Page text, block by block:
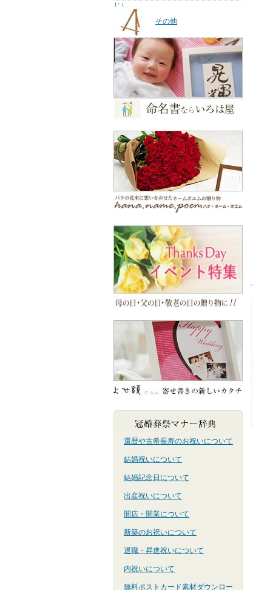
じ）
その他
還暦や古希長寿のお祝いについて
結婚祝いについて
結婚記念日について
出産祝いについて
開店・開業について
新築のお祝いについて
退職・昇進祝いについて
内祝いについて
無料ポストカード素材ダウンロー